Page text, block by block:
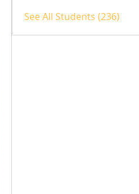
See All Students (236)